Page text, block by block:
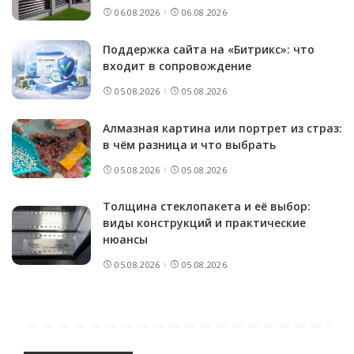
06.08.2026 06.08.2026
Поддержка сайта на «Битрикс»: что
входит в сопровождение
05.08.2026 05.08.2026
Алмазная картина или портрет из страз:
в чём разница и что выбрать
05.08.2026 05.08.2026
Толщина стеклопакета и её выбор:
виды конструкций и практические
нюансы
05.08.2026 05.08.2026